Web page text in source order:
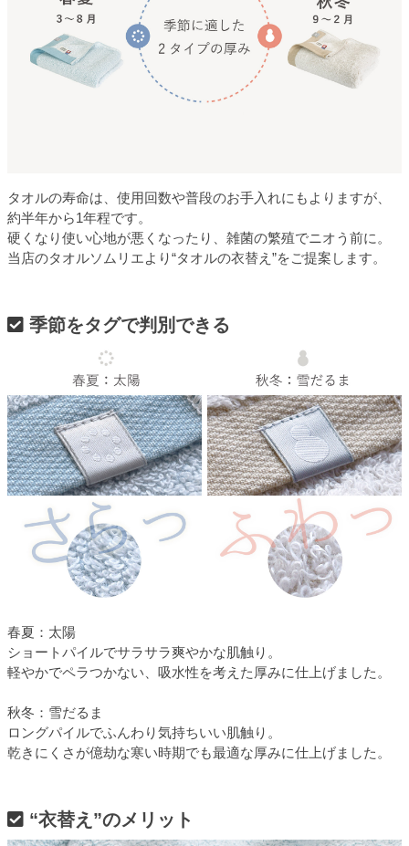
タオルの寿命は、使用回数や普段のお手入れにもよりますが、
約半年から1年程です。
硬くなり使い心地が悪くなったり、雑菌の繁殖でニオう前に。
当店のタオルソムリエより“タオルの衣替え”をご提案します。
季節をタグで判別できる
春夏：太陽
ショートパイルでサラサラ爽やかな肌触り。
軽やかでペラつかない、吸水性を考えた厚みに仕上げました。
秋冬：雪だるま
ロングパイルでふんわり気持ちいい肌触り。
乾きにくさが億劫な寒い時期でも最適な厚みに仕上げました。
“衣替え”のメリット